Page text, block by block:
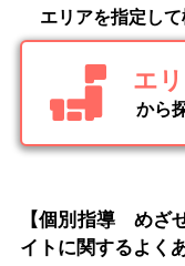
エリアを指定し
エ
から
【個別指導 めざ
イトに関するよく